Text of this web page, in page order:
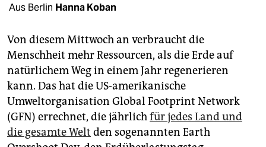
unterstützen
abo
genossenschaft
epaper login
Aus Berlin Hanna Koban
Von diesem Mittwoch an verbraucht die
Menschheit mehr Ressourcen, als die Erde auf
natürlichem Weg in einem Jahr regenerieren
kann. Das hat die US-amerikanische
Umweltorganisation Global Footprint Network
(GFN) errechnet, die jährlichfür jedes Land und
die gesamte Welt den sogenannten Earth